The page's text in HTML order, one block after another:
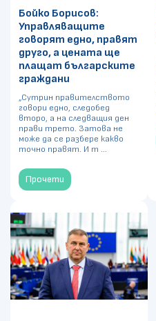
Бойко Борисов:
Управляващите
говорят едно, правят
друго, а цената ще
плащат българските
граждани
„Сутрин правителството
говори едно, следобед
второ, а на следващия ден
прави трето. Затова не
може да се разбере какво
точно правят. И т ...
Прочети